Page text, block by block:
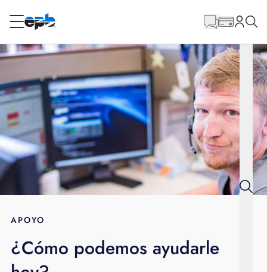
RESIDENCIAL
Internet
Energía
Televisión
BLOG
principal
APOYO
¿Cómo podemos ayudarle